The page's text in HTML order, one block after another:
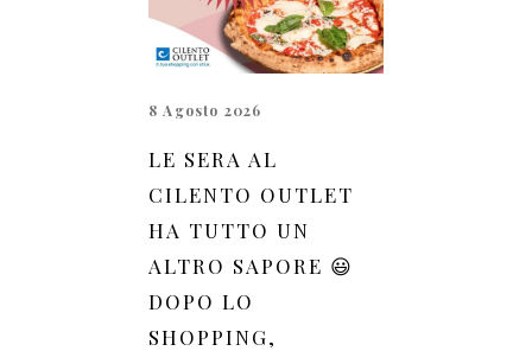
8 Agosto 2026
LE SERA AL
CILENTO OUTLET
HA TUTTO UN
ALTRO SAPORE 😃
DOPO LO
SHOPPING,